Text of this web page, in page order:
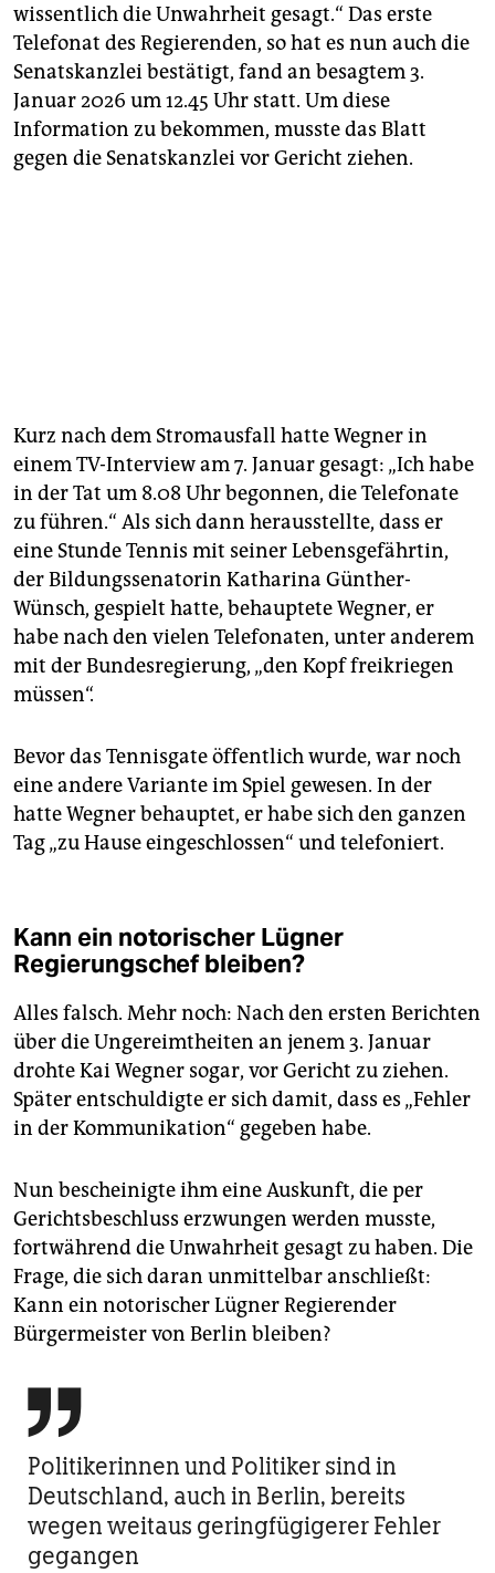
wissentlich die Unwahrheit gesagt.“ Das erste
Telefonat des Regierenden, so hat es nun auch die
Senatskanzlei bestätigt, fand an besagtem 3.
Januar 2026 um 12.45 Uhr statt. Um diese
Information zu bekommen, musste das Blatt
gegen die Senatskanzlei vor Gericht ziehen.
Kurz nach dem Stromausfall hatte Wegner in
einem TV-Interview am 7. Januar gesagt: „Ich habe
in der Tat um 8.08 Uhr begonnen, die Telefonate
zu führen.“ Als sich dann herausstellte, dass er
eine Stunde Tennis mit seiner Lebensgefährtin,
der Bildungssenatorin Katharina Günther-
Wünsch, gespielt hatte, behauptete Wegner, er
habe nach den vielen Telefonaten, unter anderem
mit der Bundesregierung, „den Kopf freikriegen
müssen“.
Bevor das Tennisgate öffentlich wurde, war noch
eine andere Variante im Spiel gewesen. In der
hatte Wegner behauptet, er habe sich den ganzen
Tag „zu Hause eingeschlossen“ und telefoniert.
Kann ein notorischer Lügner
Regierungschef bleiben?
Alles falsch. Mehr noch: Nach den ersten Berichten
über die Ungereimtheiten an jenem 3. Januar
drohte Kai Wegner sogar, vor Gericht zu ziehen.
Später entschuldigte er sich damit, dass es „Fehler
in der Kommunikation“ gegeben habe.
Nun bescheinigte ihm eine Auskunft, die per
Gerichtsbeschluss erzwungen werden musste,
fortwährend die Unwahrheit gesagt zu haben. Die
Frage, die sich daran unmittelbar anschließt:
Kann ein notorischer Lügner Regierender
Bürgermeister von Berlin bleiben?

Politikerinnen und Politiker sind in
Deutschland, auch in Berlin, bereits
wegen weitaus geringfügigerer Fehler
gegangen